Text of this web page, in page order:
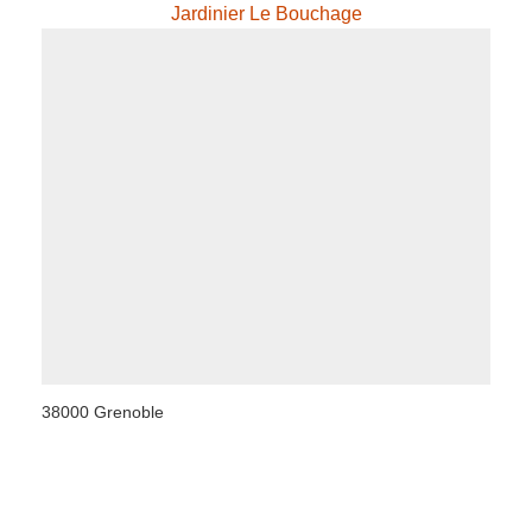
Jardinier Le Bouchage
38000 Grenoble